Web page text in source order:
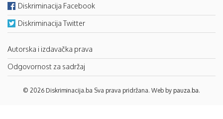
Diskriminacija Facebook
Diskriminacija Twitter
Autorska i izdavačka prava
Odgovornost za sadržaj
© 2026 Diskriminacija.ba Sva prava pridržana. Web by pauza.ba.